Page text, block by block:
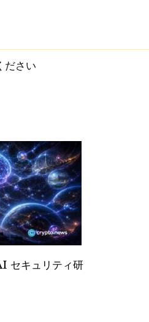
ださい
セキュリティ研